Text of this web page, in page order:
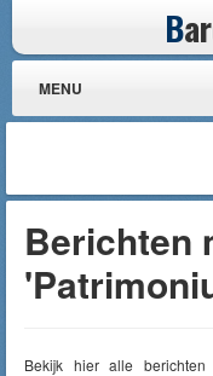
B
MENU
Berichten
Bekijk hier alle